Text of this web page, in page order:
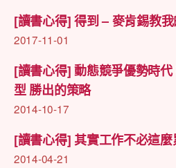
[讀書心得] 得到 – 麥肯錫教
2017-11-01
[讀書心得] 動態競爭優勢時
型 勝出的策略
2014-10-17
[讀書心得] 其實工作不必這麼
2014-04-21